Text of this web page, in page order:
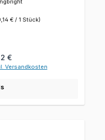
€ / 1 Stück)
Preis:
€
Versandkosten